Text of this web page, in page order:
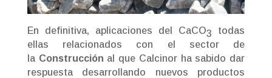
En definitiva, aplicaciones del CaCO3 todas
ellas relacionados con el sector de
la Construcción al que Calcinor ha sabido dar
respuesta desarrollando nuevos productos